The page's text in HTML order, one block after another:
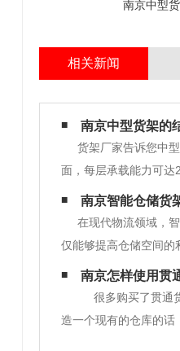
南京中型
相关新闻
南京中型货架的
货架厂家告诉您中
面，每层承载能力可
便。中型货架的应用
南京智能仓储货
在现代物流领域，
仅能够提高仓储空间的
关信息，帮助您了解
系统。这些货架通过
南京怎样使用贯
很多购买了贯通
造一个现有的仓库的话